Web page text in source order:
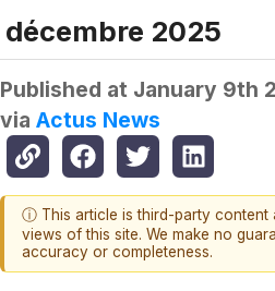
décembre 2025
Published at January 9th
via Actus News
ⓘ This article is third-party content
views of this site. We make no
accuracy or completeness.